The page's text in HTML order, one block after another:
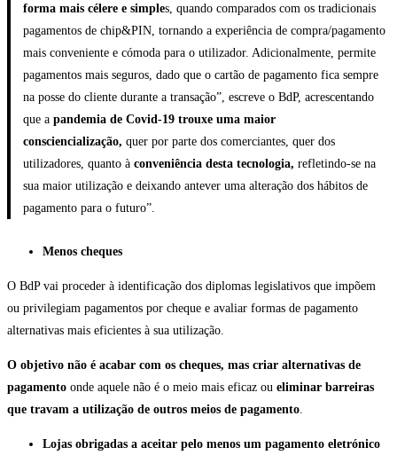
forma mais célere e simples, quando comparados com os tradicionais
pagamentos de chip&PIN, tornando a experiência de compra/pagamento
mais conveniente e cómoda para o utilizador. Adicionalmente, permite
pagamentos mais seguros, dado que o cartão de pagamento fica sempre
na posse do cliente durante a transação”, escreve o BdP, acrescentando
que a pandemia de Covid-19 trouxe uma maior
consciencialização, quer por parte dos comerciantes, quer dos
utilizadores, quanto àconveniência desta tecnologia, refletindo-se na
sua maior utilização e deixando antever uma alteração dos hábitos de
pagamento para o futuro”.
Menos cheques
O BdP vai proceder à identificação dos diplomas legislativos que impõem
ou privilegiam pagamentos por cheque e avaliar formas de pagamento
alternativas mais eficientes à sua utilização.
O objetivo não é acabar com os cheques, mas criar alternativas de
pagamento onde aquele não é o meio mais eficaz ou eliminar barreiras
que travam a utilização de outros meios de pagamento.
Lojas obrigadas a aceitar pelo menos um pagamento eletrónico